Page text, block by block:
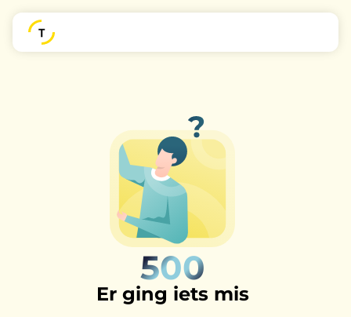
500
Er ging iets mis